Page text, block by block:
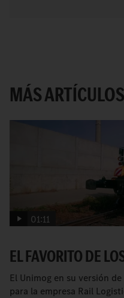
MÁS
01:11
EL FAVORITO DE
El Unimog en su versión
para la empresa Rail